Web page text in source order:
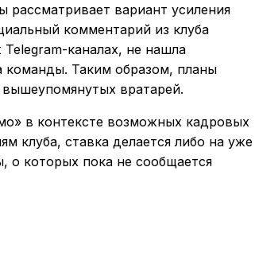
вариант усиления
комментарий из клуба
каналах, не нашла
команды. Таким образом, планы
вратарей.
в контексте возможных кадровых
клуба, ставка делается либо на уже
о которых пока не сообщается